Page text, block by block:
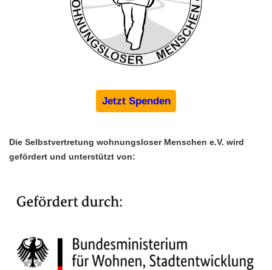
Jetzt Spenden
Die Selbstvertretung wohnungsloser Menschen e.V. wird
gefördert und unterstützt von: